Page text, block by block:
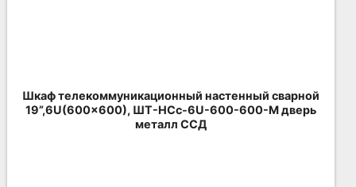
Шкаф телекоммуникационный настенный сварной
19”,6U(600x600), ШТ-НСс-6U-600-600-М дверь
металл ССД